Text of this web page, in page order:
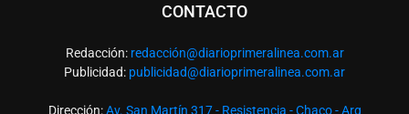
CONTACTO
Redacción: redacción@diarioprimeralinea.com.ar
Publicidad: publicidad@diarioprimeralinea.com.ar
Dirección:Av. San Martín 317 - Resistencia - Chaco - Arg